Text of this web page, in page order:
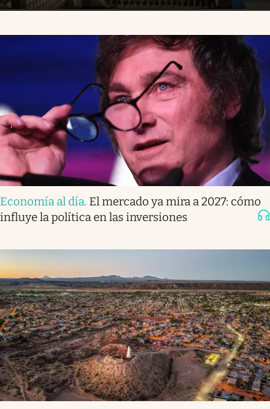
Economía al día. El mercado ya mira a 2027: cómo
influye la política en las inversiones